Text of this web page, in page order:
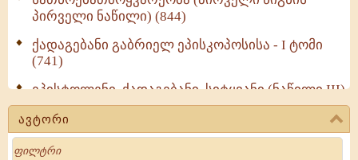
პირველი ნაწილი) (844)
ქადაგებანი გაბრიელ ეპისკოპოსისა - I ტომი
(741)
ეპისტოლენი, ქადაგებანი, სიტყვანი (ნაწილი III)
(723)
მოძღვრის ძალზე სასარგებლო რჩევები
მრევლისათვის (545)
ავტორი
Search